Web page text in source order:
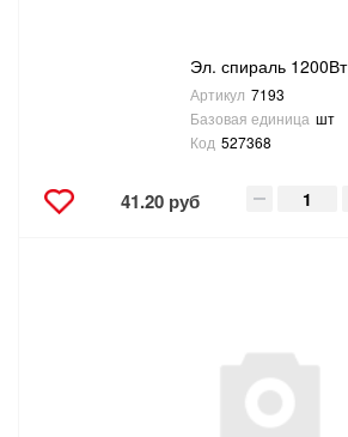
Эл. спираль 1200Вт
Артикул 7193
Базовая единица шт
Код 527368
41.20 руб